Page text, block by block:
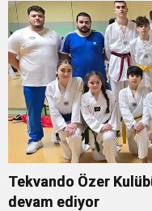
Tekvando Özer
devam ediyor